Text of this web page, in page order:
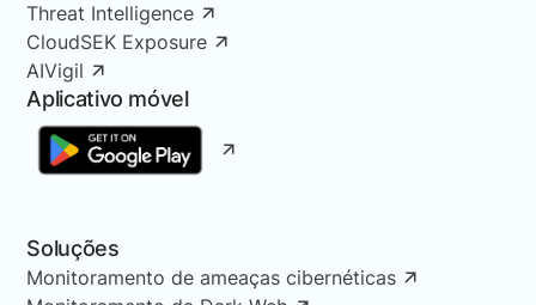
Threat Intelligence
CloudSEK Exposure
AIVigil
Aplicativo móvel
Soluções
Monitoramento de ameaças cibernéticas